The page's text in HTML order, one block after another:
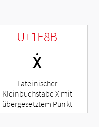
U+1E8B
ẋ
Lateinischer
Kleinbuchstabe X mit
übergesetztem Punkt